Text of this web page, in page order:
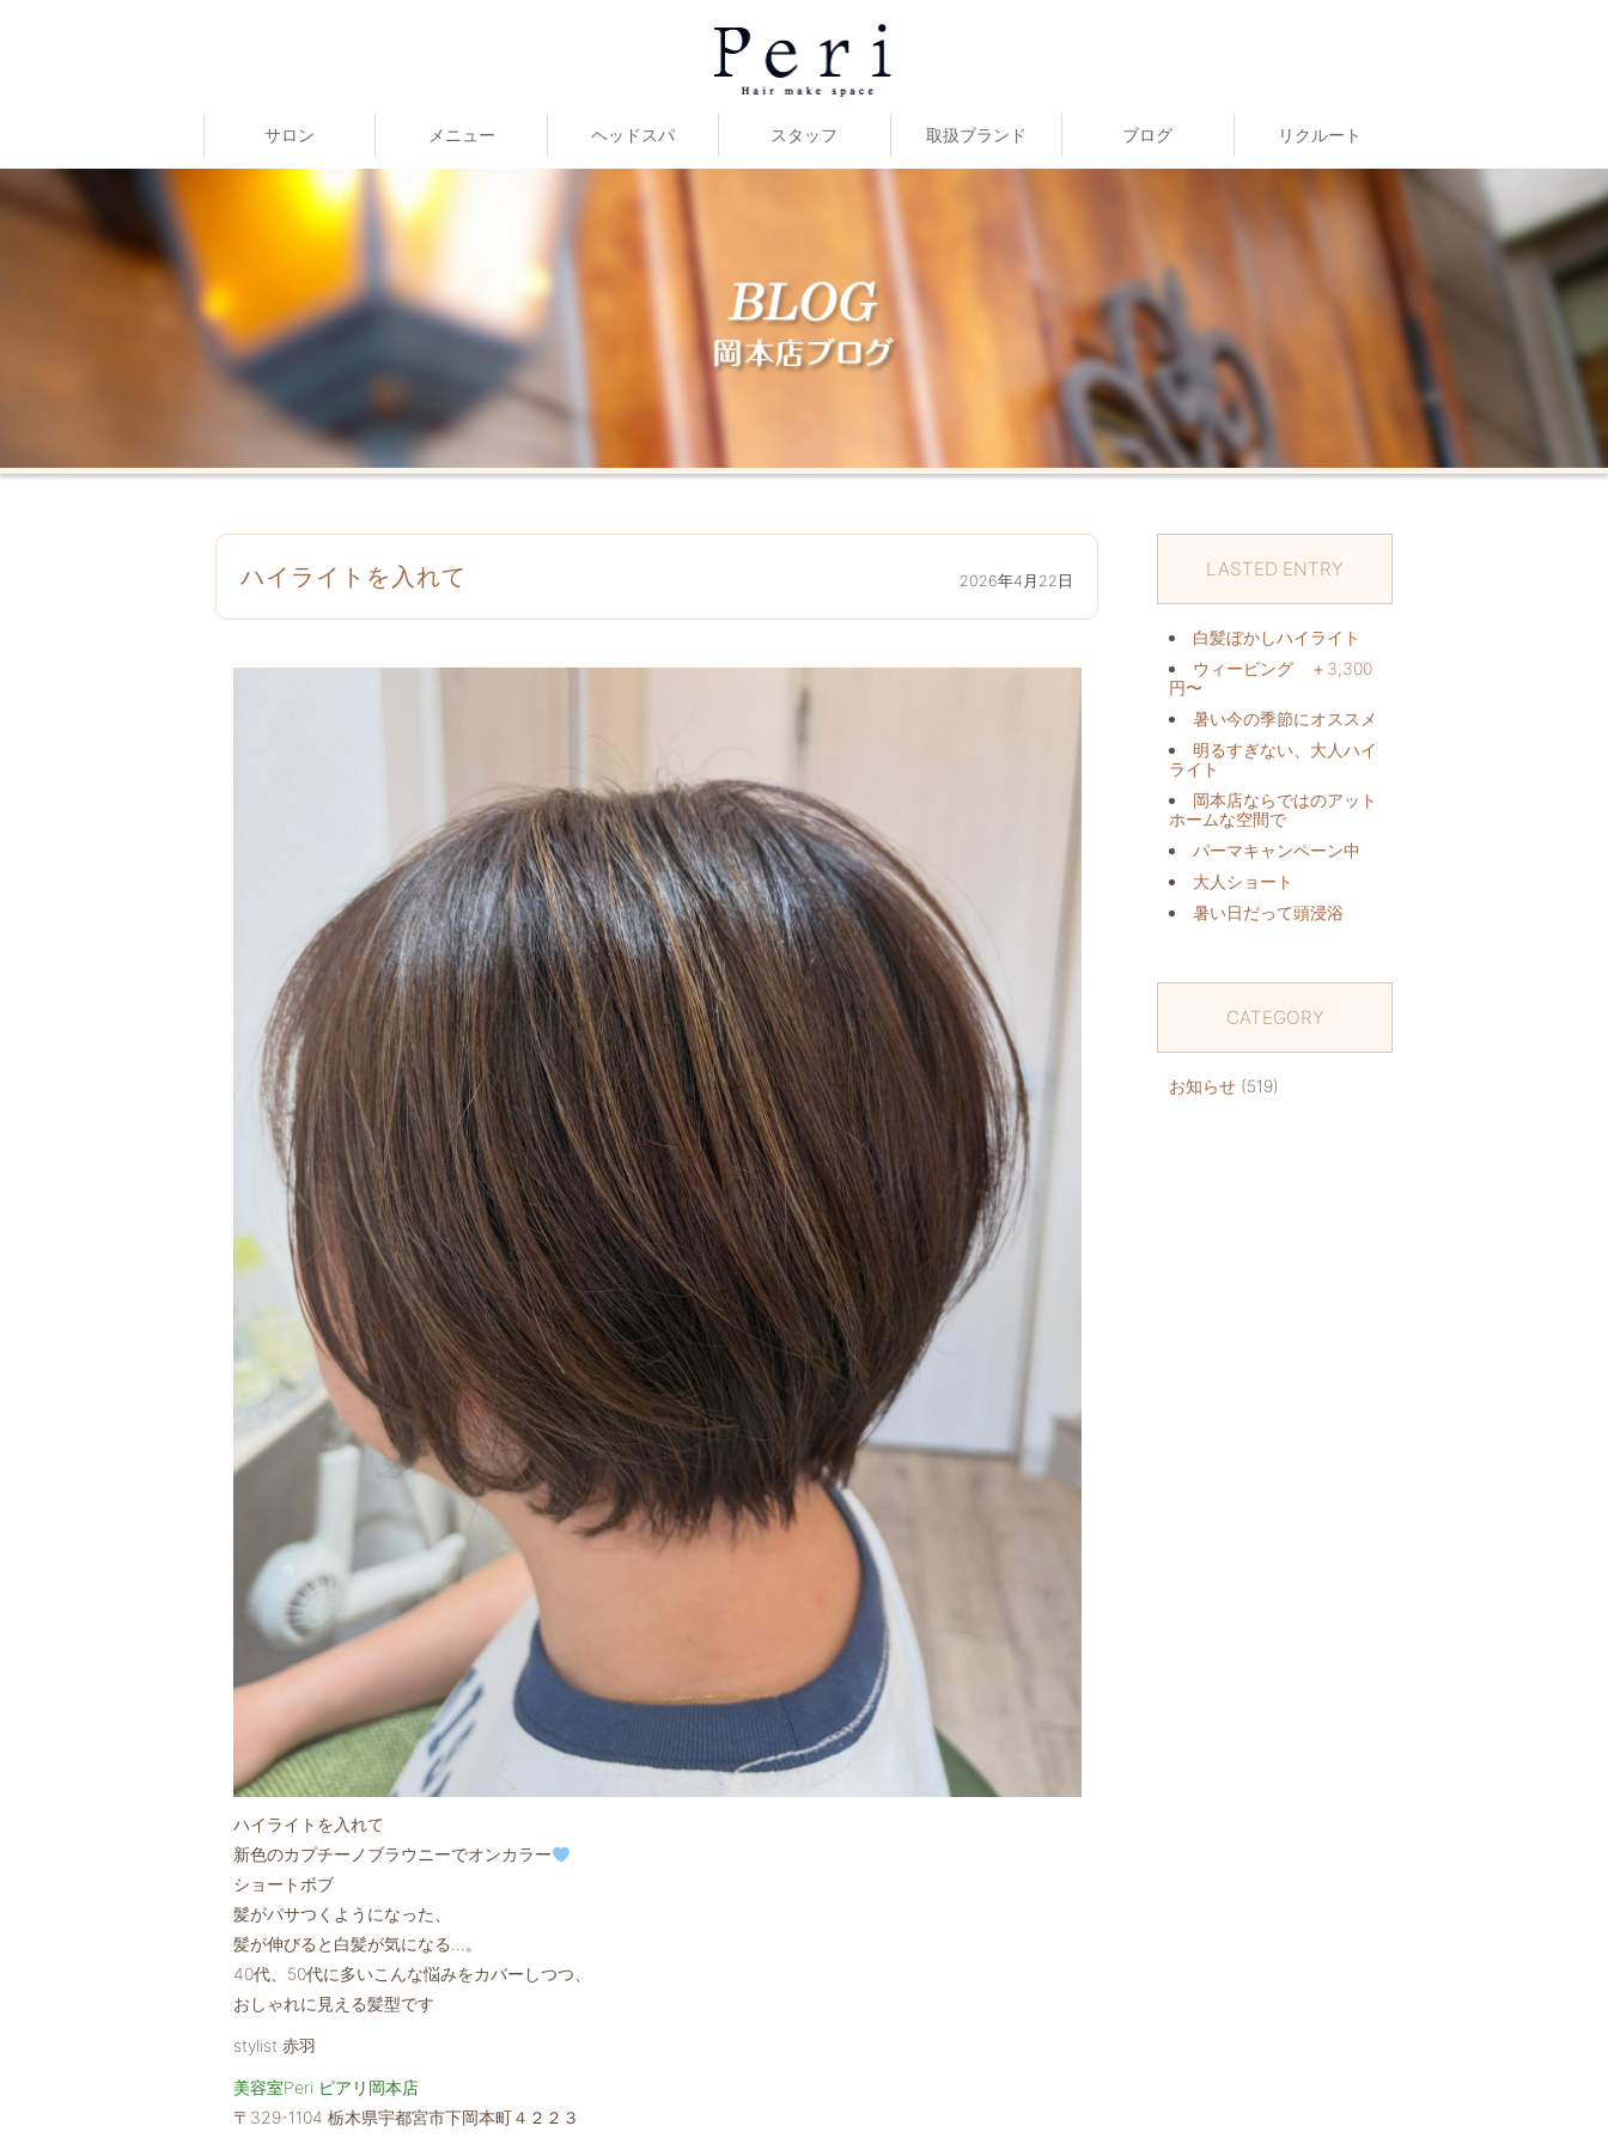
サロン メニュー ヘッドスパ スタッフ 取扱ブランド ブログ リクルート
ハイライトを入れて 2026年4月22日
ハイライトを入れて
新色のカプチーノブラウニーでオンカラー
ショートボブ
髪がパサつくようになった、
髪が伸びると白髪が気になる…。
40代、50代に多いこんな悩みをカバーしつつ、
おしゃれに見える髪型です
stylist 赤羽
美容室Peri ピアリ岡本店
〒329-1104 栃木県宇都宮市下岡本町４２２３
LASTED ENTRY
白髪ぼかしハイライト
ウィービング ＋3,300
円〜
暑い今の季節にオススメ️
明るすぎない、大人ハイ
ライト
岡本店ならではのアット
ホームな空間で
パーマキャンペーン中️
大人ショート
暑い日だって頭浸浴️
CATEGORY
お知らせ (519)